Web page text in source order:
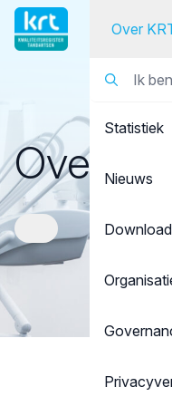
Tandarts
Student
Opleider
Statistiek
Nieuws
Over
Over KRT
Over KRT